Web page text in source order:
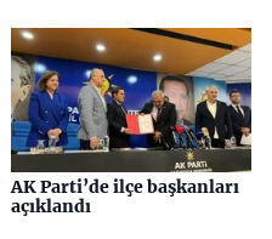
AK Parti’de ilçe başkanları
açıklandı